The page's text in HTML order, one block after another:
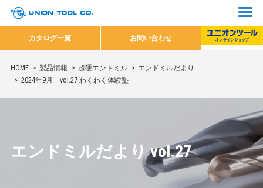
カタログ一覧 お問い合わせ
HOME 製品情報 超硬エンドミル
エンドミルだより
2024年9月 vol.27 わくわく体験塾
エンドミルだより vol.27